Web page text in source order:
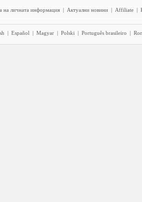
на личната информация | Актуални новини | Affiliate |
| Español | Magyar | Polski | Português brasileiro |